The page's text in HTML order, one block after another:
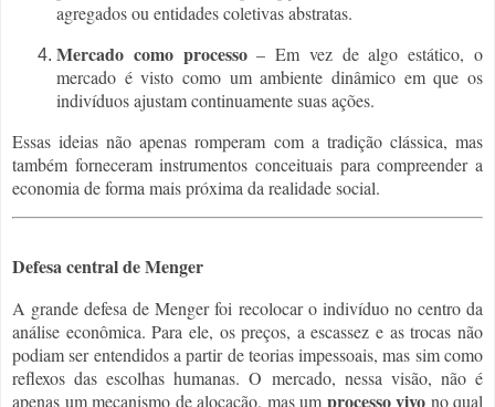
agregados ou entidades coletivas abstratas.
Mercado como processo– Em vez de algo estático, o
mercado é visto como um ambiente dinâmico em que os
indivíduos ajustam continuamente suas ações.
Essas ideias não apenas romperam com a tradição clássica, mas
também forneceram instrumentos conceituais para compreender a
economia de forma mais próxima da realidade social.
Defesa central de Menger
A grande defesa de Menger foi recolocar o indivíduo no centro da
análise econômica. Para ele, os preços, a escassez e as trocas não
podiam ser entendidos a partir de teorias impessoais, mas sim como
reflexos das escolhas humanas. O mercado, nessa visão, não é
apenas um mecanismo de alocação, mas um processo vivo no qual